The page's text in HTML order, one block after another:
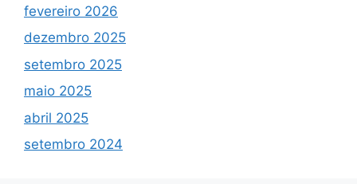
fevereiro 2026
dezembro 2025
setembro 2025
maio 2025
abril 2025
setembro 2024